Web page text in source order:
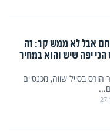
אבל לא ממש קר: זה
יפה שיש והוא במחיר
הורס בסייל שווה, מכנסיים